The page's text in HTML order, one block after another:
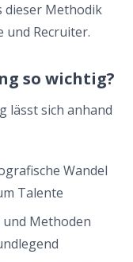
dieser Methodik
und Recruiter.
so wichtig?
lässt sich anhand
Wandel
Talente
und Methoden